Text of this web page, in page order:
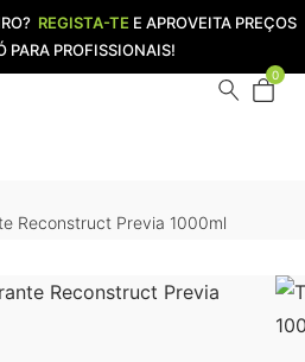
REGISTA-TE E APROVEITA PREÇOS
PARA PROFISSIONAIS!
0
Reconstruct Previa 1000ml